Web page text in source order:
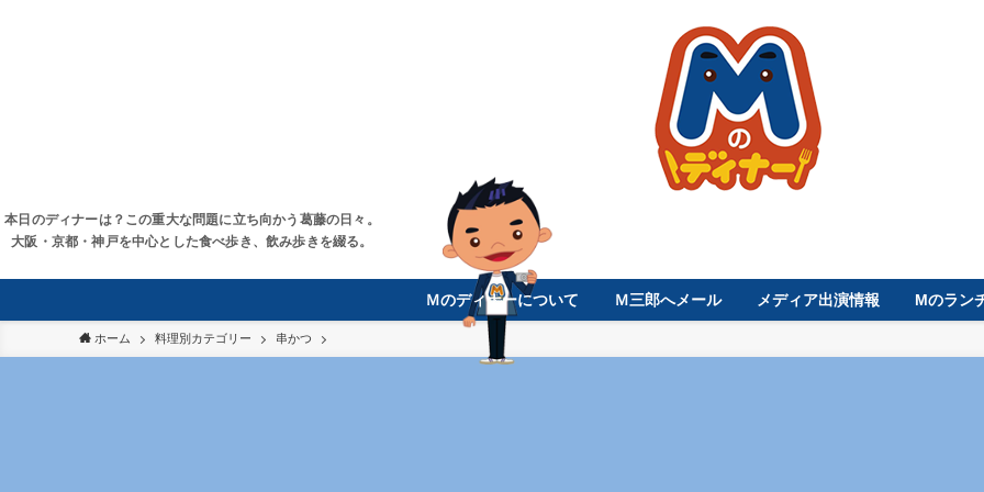
本日のディナーは？この重大な問題に立ち向かう葛藤の日々。
大阪・京都・神戸を中心とした食べ歩き、飲み歩きを綴る。
Ｍのディナーについて Ｍ三郎へメール メディア出演情報 Mのラン
ホーム 料理別カテゴリー 串かつ